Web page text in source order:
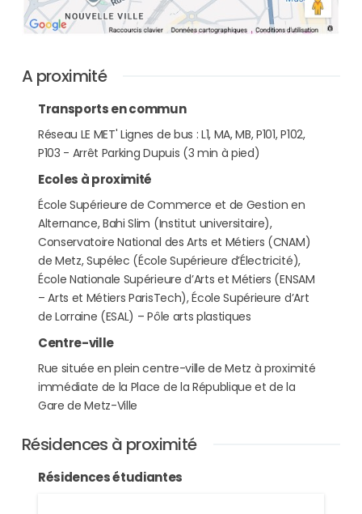
A proximité
Transports en commun
Réseau LE MET' Lignes de bus : L1, MA, MB, P101, P102,
P103 - Arrêt Parking Dupuis (3 min à pied)
Ecoles à proximité
École Supérieure de Commerce et de Gestion en
Alternance, Bahi Slim (Institut universitaire),
Conservatoire National des Arts et Métiers (CNAM)
de Metz, Supélec (École Supérieure d’Électricité),
École Nationale Supérieure d’Arts et Métiers (ENSAM
– Arts et Métiers ParisTech), École Supérieure d’Art
de Lorraine (ESAL) – Pôle arts plastiques
Centre-ville
Rue située en plein centre-ville de Metz à proximité
immédiate de la Place de la République et de la
Gare de Metz-Ville
Résidences à proximité
Résidences étudiantes